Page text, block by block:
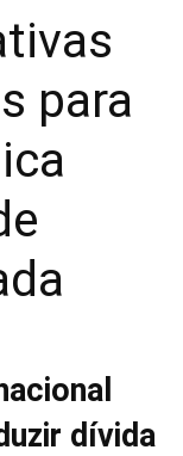
para
dívida